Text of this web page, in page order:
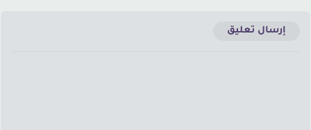
إرسال تعليق